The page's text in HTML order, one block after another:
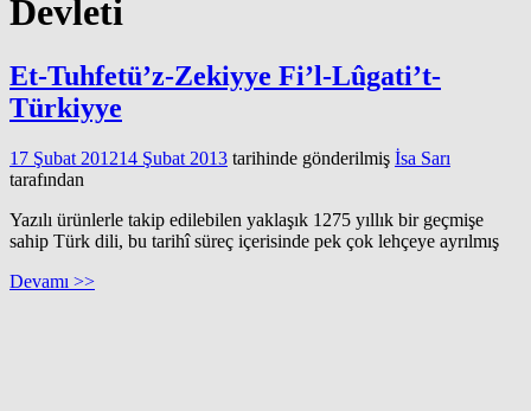
Devleti
Et-Tuhfetü’z-Zekiyye Fi’l-Lûgati’t-
Türkiyye
17 Şubat 201214 Şubat 2013 tarihinde gönderilmiş İsa Sarı
tarafından
Yazılı ürünlerle takip edilebilen yaklaşık 1275 yıllık bir geçmişe
sahip Türk dili, bu tarihî süreç içerisinde pek çok lehçeye ayrılmış
Devamı >>